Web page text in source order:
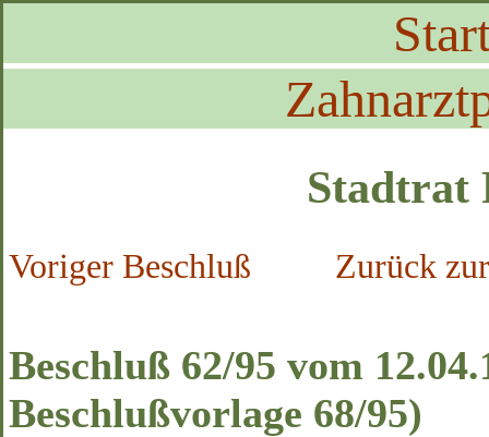
Stadtrat
Voriger Beschluß Zurück
Beschluß 62/95 vom
Beschlußvorlage 68/95)